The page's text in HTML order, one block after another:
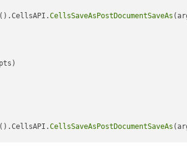
().CellsAPI.CellsSaveAsPostDocumentSaveAs
().CellsAPI.CellsSaveAsPostDocumentSaveAs